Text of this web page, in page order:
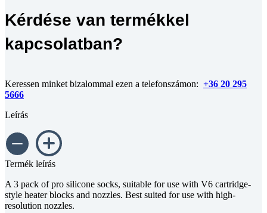
Kérdése van termékkel
kapcsolatban?
Keressen minket bizalommal ezen a telefonszámon: +36 20 295
5666
Leírás
Termék leírás
A 3 pack of pro silicone socks, suitable for use with V6 cartridge-
style heater blocks and nozzles. Best suited for use with high-
resolution nozzles.